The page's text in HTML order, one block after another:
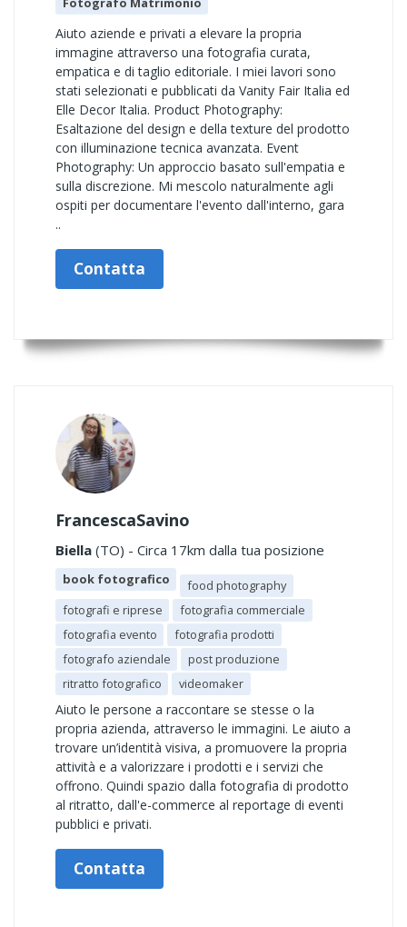
Aiuto aziende e privati a elevare la propria
immagine attraverso una fotografia curata,
empatica e di taglio editoriale. I miei lavori sono
stati selezionati e pubblicati da Vanity Fair Italia ed
Elle Decor Italia. Product Photography:
Esaltazione del design e della texture del prodotto
con illuminazione tecnica avanzata. Event
Photography: Un approccio basato sull'empatia e
sulla discrezione. Mi mescolo naturalmente agli
ospiti per documentare l'evento dall'interno, gara
..
Contatta
FrancescaSavino
Biella (TO) - Circa 17km dalla tua posizione
book fotografico
food photography
fotografi e riprese
fotografia commerciale
fotografia evento
fotografia prodotti
fotografo aziendale
post produzione
ritratto fotografico
videomaker
Aiuto le persone a raccontare se stesse o la
propria azienda, attraverso le immagini. Le aiuto a
trovare un’identità visiva, a promuovere la propria
attività e a valorizzare i prodotti e i servizi che
offrono. Quindi spazio dalla fotografia di prodotto
al ritratto, dall'e-commerce al reportage di eventi
pubblici e privati.
Contatta